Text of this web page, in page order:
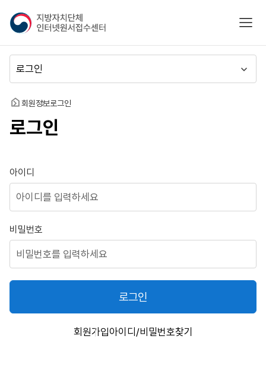
지
방
자
치
단
체
인
넷
접
수
센
모바
뉴
동
홈 회원정보로그인
로그인
로그인
아이디
비밀번호
로그인
회원가입아이디/비밀번호찾기